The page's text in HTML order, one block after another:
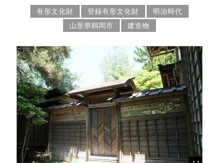
有形文化財 登録有形文化財
明治時代
山形県鶴岡市
建造物